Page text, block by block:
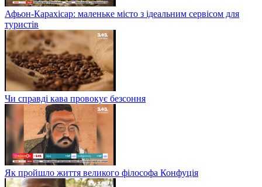
Афьон-Карахісар: маленьке місто з ідеальним сервісом для
туристів
Чи справді кава провокує безсоння
Як пройшло життя великого філософа Конфуція